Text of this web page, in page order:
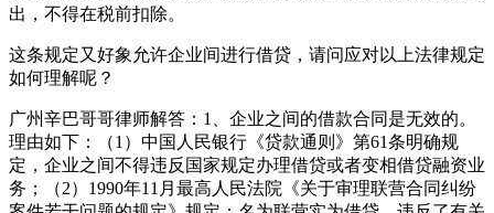
出，不得在税前扣除。
这条规定又好象允许企业间进行借贷，请问应对以上法律规定
如何理解呢？
广州辛巴哥哥律师解答：1、企业之间的借款合同是无效的。
理由如下：（1）中国人民银行《贷款通则》第61条明确规
定，企业之间不得违反国家规定办理借贷或者变相借贷融资业
务；（2）1990年11月最高人民法院《关于审理联营合同纠纷